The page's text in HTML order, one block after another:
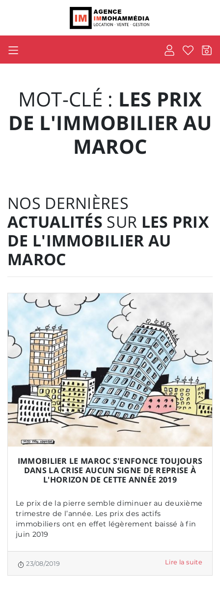
MOT-CLÉ : LES PRIX
DE L'IMMOBILIER AU
MAROC
NOS DERNIÈRES
ACTUALITÉS SUR LES PRIX
DE L'IMMOBILIER AU
MAROC
IMMOBILIER LE MAROC S'ENFONCE TOUJOURS
DANS LA CRISE AUCUN SIGNE DE REPRISE À
L'HORIZON DE CETTE ANNÉE 2019
Le prix de la pierre semble diminuer au deuxième
trimestre de l’année. Les prix des actifs
immobiliers ont en effet légèrement baissé à fin
juin 2019
23/08/2019 Lire la suite